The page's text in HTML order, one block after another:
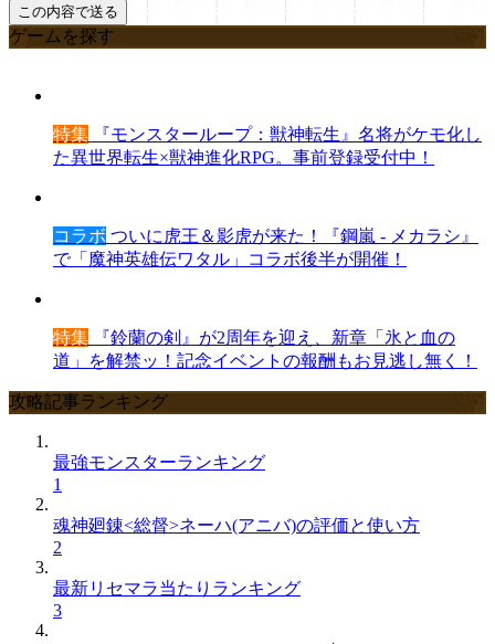
ゲームを探す
特集 『モンスターループ：獣神転生』名将がケモ化し
た異世界転生×獣神進化RPG。事前登録受付中！
コラボ ついに虎王＆影虎が来た！『鋼嵐 - メカラシ』
で「魔神英雄伝ワタル」コラボ後半が開催！
特集 『鈴蘭の剣』が2周年を迎え、新章「氷と血の
道」を解禁ッ！記念イベントの報酬もお見逃し無く！
攻略記事ランキング
最強モンスターランキング
1
魂神廻錬<総督>ネーハ(アニバ)の評価と使い方
2
最新リセマラ当たりランキング
3